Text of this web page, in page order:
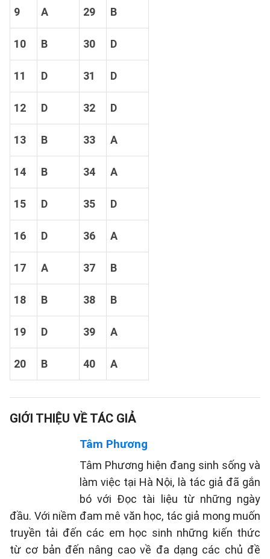
9 A 29 B
10 B 30 D
11 D 31 D
12 D 32 D
13 B 33 A
14 B 34 A
15 D 35 D
16 D 36 A
17 A 37 B
18 B 38 B
19 D 39 A
20 B 40 A
GIỚI THIỆU VỀ TÁC GIẢ
Tâm Phương
Tâm Phương hiện đang sinh sống và
làm việc tại Hà Nội, là tác giả đã gắn
bó với Đọc tài liệu từ những ngày
đầu. Với niềm đam mê văn học, tác giả mong muốn
truyền tải đến các em học sinh những kiến thức
từ cơ bản đến nâng cao về đa dạng các chủ đề